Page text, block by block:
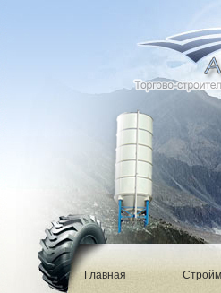
Главная